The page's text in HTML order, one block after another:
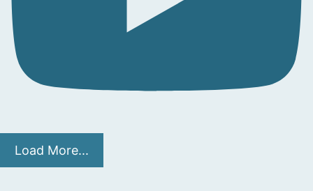
Load More...